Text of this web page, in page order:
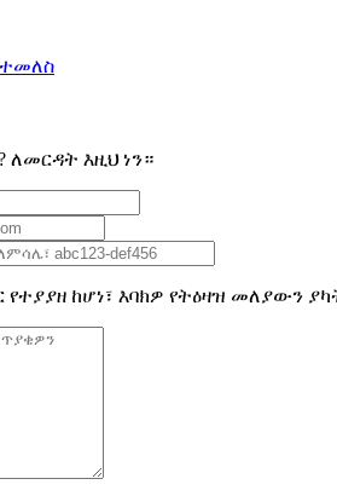
እዚህ ነን።
የተያያዘ ከሆነ፣ እባክዎ የትዕዛዝ መለያውን